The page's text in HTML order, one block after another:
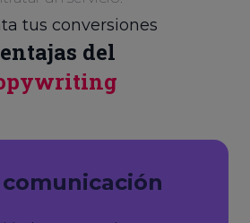
tus conversiones
del